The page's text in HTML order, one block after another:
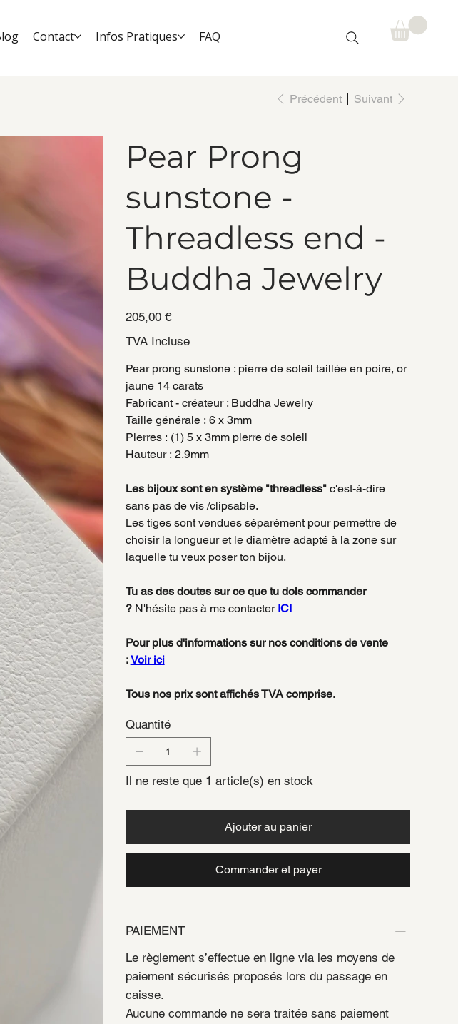
Contact Infos Pratiques FAQ
Précédent Suivant
Pear Prong
sunstone -
Threadless end -
Buddha Jewelry
205,00 €
TVA Incluse
Pear prong sunstone : pierre de soleil taillée en poire, or
jaune 14 carats
Fabricant - créateur : Buddha Jewelry
Taille générale : 6 x 3mm
Pierres : (1) 5 x 3mm pierre de soleil
Hauteur : 2.9mm
Les bijoux sont en système "threadless"c'est-à-dire
sans pas de vis /clipsable.
Les tiges sont vendues séparément pour permettre de
choisir la longueur et le diamètre adapté à la zone sur
laquelle tu veux poser ton bijou.
Tu as des doutes sur ce que tu dois commander
?N'hésite pas à me contacter ICI
Pour plus d'informations sur nos conditions de vente
:Voir ici
Tous nos prix sont affichés TVA comprise.
Quantité
Il ne reste que 1 article(s) en stock
Ajouter au panier
Commander et payer
PAIEMENT
Le règlement s’effectue en ligne via les moyens de
paiement sécurisés proposés lors du passage en
caisse.
Aucune commande ne sera traitée sans paiement